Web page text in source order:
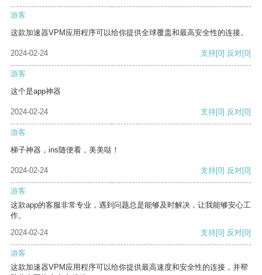
游客
这款加速器VPM应用程序可以给你提供全球覆盖和最高安全性的连接。
2024-02-24 支持[0] 反对[0]
游客
这个是app神器
2024-02-24 支持[0] 反对[0]
游客
梯子神器，ins随便看，美美哒！
2024-02-24 支持[0] 反对[0]
游客
这款app的客服非常专业，遇到问题总是能够及时解决，让我能够安心工
作。
2024-02-24
支持[0] 反对[0]
游客
这款加速器VPM应用程序可以给你提供最高速度和安全性的连接，并帮